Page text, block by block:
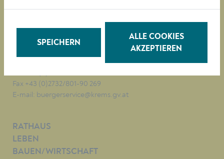
Obere Landstraße 4
A-3500 Krems
Fax +43 (0)2732/801-90 269
E-mail: buergerservice@krems.gv.at
RATHAUS
LEBEN
BAUEN/WIRTSCHAFT
SPEICHERN
ALLE COOKIES
AKZEPTIEREN